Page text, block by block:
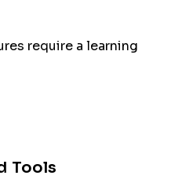
require a learning
Tools